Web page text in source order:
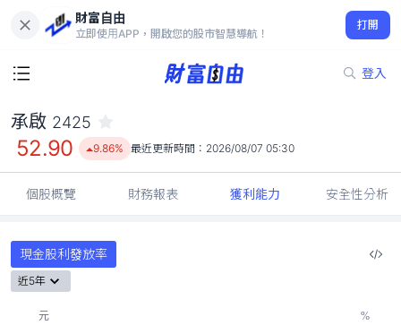
財富自由
立即使用APP，開啟您的股市智慧導航！
打開
登入
52.90
9.86%
承啟 2425
52.90 9.86% 最近更新時間： 2026/08/07 05:30
個股概覽 財務報表 獲利能力 安全性分析
現金股利發放率
近5年